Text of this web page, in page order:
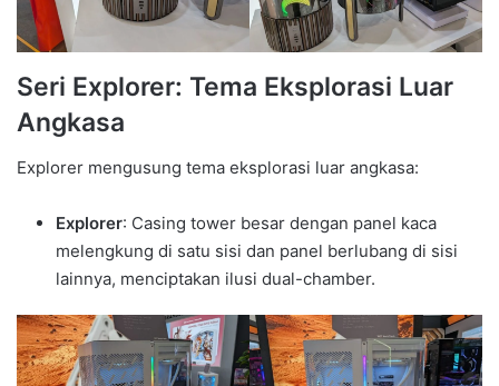
Seri Explorer: Tema Eksplorasi Luar
Angkasa
Explorer mengusung tema eksplorasi luar angkasa:
Explorer: Casing tower besar dengan panel kaca
melengkung di satu sisi dan panel berlubang di sisi
lainnya, menciptakan ilusi dual-chamber.